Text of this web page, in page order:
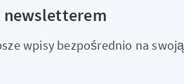
newsletterem
wpisy bezpośrednio na swoją